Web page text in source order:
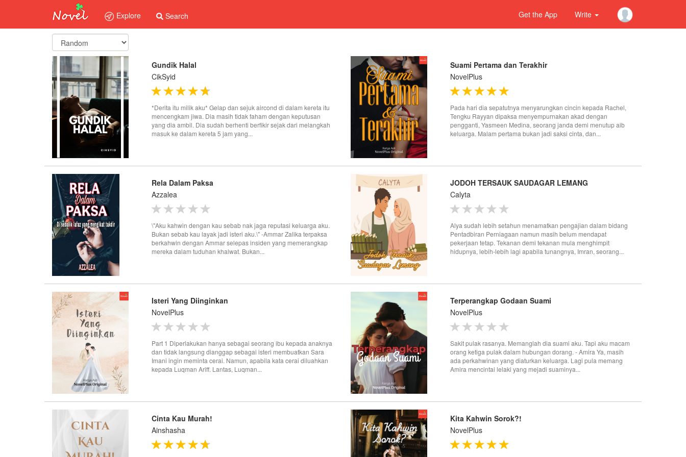
Explore Search Get the App Write
Gundik Halal
CikSyid
*Derita itu milik aku* Gelap dan sejuk aircond di dalam kereta itu
mencengkam jiwa. Dia masih tidak faham dengan keputusan
yang dia ambil. Dia sudah berhenti berfikir sejak dari melangkah
masuk ke dalam kereta 5 jam yang...
Suami Pertama dan Terakhir
NovelPlus
Pada hari dia sepatutnya menyarungkan cincin kepada Rachel,
Tengku Rayyan dipaksa menyempurnakan akad dengan
pengganti, Yasmeen Medina, seorang janda demi menutup aib
keluarga. Malam pertama bukan jadi saksi cinta, dan...
Rela Dalam Paksa
Azzalea
\"Aku kahwin dengan kau sebab nak jaga reputasi keluarga aku.
Bukan sebab kau layak jadi isteri aku.\" -Ammar Zalika terpaksa
berkahwin dengan Ammar selepas insiden yang memerangkap
mereka dalam tuduhan khalwat. Bukan...
JODOH TERSAUK SAUDAGAR LEMANG
Calyta
Alya sudah lebih setahun menamatkan pengajian dalam bidang
Pentadbiran Perniagaan namun masih belum mendapat
pekerjaan tetap. Tekanan demi tekanan mula menghimpit
hidupnya, lebih-lebih lagi apabila tunangnya, Imran, seorang...
Isteri Yang Diinginkan
NovelPlus
Part 1 Diperlakukan hanya sebagai seorang ibu kepada anaknya
dan tidak langsung dianggap sebagai isteri membuatkan Sara
Imani ingin meminta cerai. Namun, apabila kata cerai diluahkan
kepada Luqman Ariff. Lantas, Luqman...
Terperangkap Godaan Suami
NovelPlus
Sakit pulak rasanya. Memanglah dia suami aku. Tapi aku macam
orang ketiga pulak dalam hubungan dorang. - Amira Ya, masih
ada perkahwinan yang diaturkan keluarga. Lagi pula memang
Amira mencintai lelaki yang mejadi suaminya...
Cinta Kau Murah!
Ainshasha
Kita Kahwin Sorok?!
NovelPlus